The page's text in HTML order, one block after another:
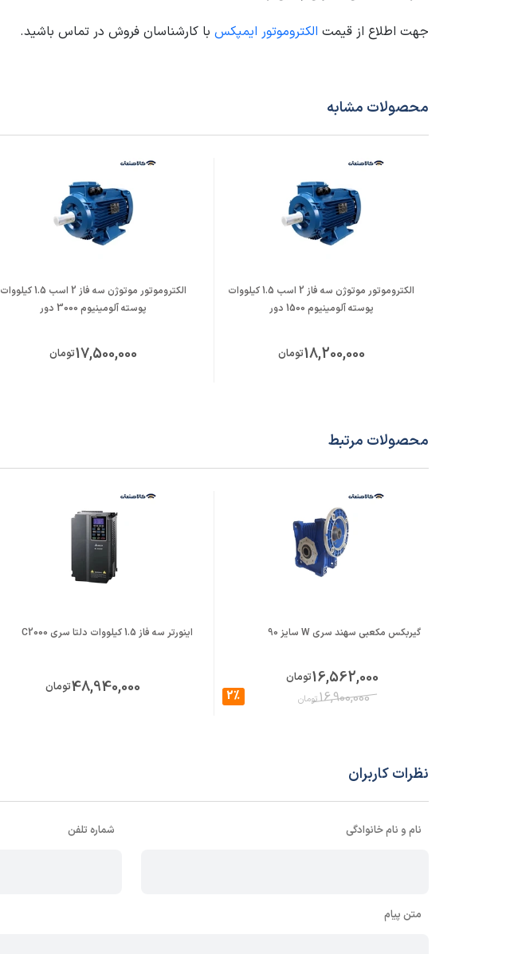
جهت اطلاع از قیمت الکتروموتور ایمپکس با کارشناسان فروش در تماس باشید.
محصولات مشابه
الکتروموتور موتوژن سه فاز 2 اسب 1.5 کیلووات
پوسته آلومینیوم 1500 دور
18,200,000تومان
الکتروموتور موتوژن سه فاز 2 اسب 1.5 کیلووات
پوسته آلومینیوم 3000 دور
17,500,000تومان
محصولات مرتبط
گیربکس مکعبی سهند سری W سایز 90
16,562,000تومان
16,900,000تومان 2%
اینورتر سه فاز 1.5 کیلووات دلتا سری C2000
48,940,000تومان
نظرات کاربران
نام و نام خانوادگی شماره تلفن
متن پیام